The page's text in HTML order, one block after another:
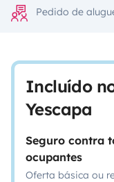
Pedido de
Incluído
Yescapa
Seguro contra
ocupantes
Oferta básica ou